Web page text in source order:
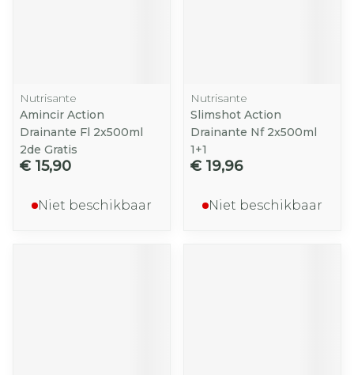
Nutrisante
Amincir Action
Drainante Fl 2x500ml
2de Gratis
€ 15,90
Niet beschikbaar
Nutrisante
Slimshot Action
Drainante Nf 2x500ml
1+1
€ 19,96
Niet beschikbaar